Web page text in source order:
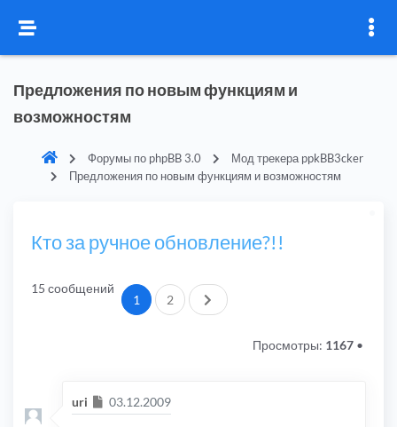
Предложения по новым функциям и
возможностям
Форумы по phpBB 3.0
Мод трекера ppkBB3cker
Предложения по новым функциям и возможностям
Кто за ручное обновление?!!
15 сообщений
1 2 След.
Просмотры: 1167 •
uri Сообщение
03.12.2009